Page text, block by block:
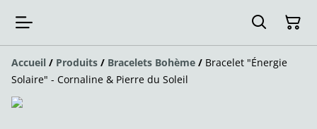
Accueil / Produits / Bracelets Bohème / Bracelet "Énergie
Solaire" - Cornaline & Pierre du Soleil